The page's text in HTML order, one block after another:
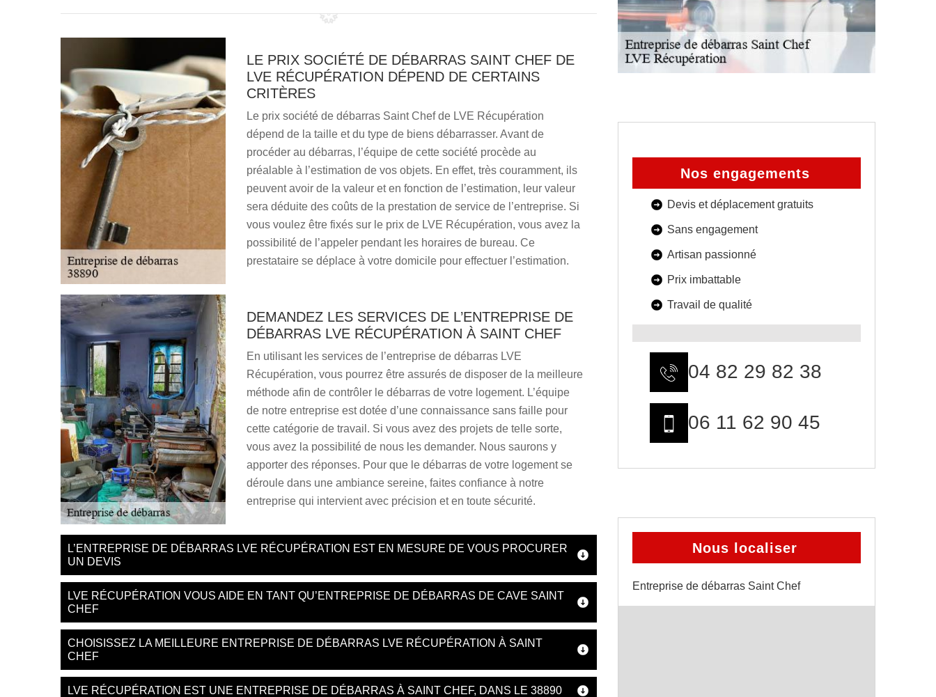
LE PRIX SOCIÉTÉ DE DÉBARRAS SAINT CHEF DE
LVE RÉCUPÉRATION DÉPEND DE CERTAINS
CRITÈRES
Le prix société de débarras Saint Chef de LVE Récupération
dépend de la taille et du type de biens débarrasser. Avant de
procéder au débarras, l’équipe de cette société procède au
préalable à l’estimation de vos objets. En effet, très couramment, ils
peuvent avoir de la valeur et en fonction de l’estimation, leur valeur
sera déduite des coûts de la prestation de service de l’entreprise. Si
vous voulez être fixés sur le prix de LVE Récupération, vous avez la
possibilité de l’appeler pendant les horaires de bureau. Ce
prestataire se déplace à votre domicile pour effectuer l’estimation.
DEMANDEZ LES SERVICES DE L’ENTREPRISE DE
DÉBARRAS LVE RÉCUPÉRATION À SAINT CHEF
En utilisant les services de l’entreprise de débarras LVE
Récupération, vous pourrez être assurés de disposer de la meilleure
méthode afin de contrôler le débarras de votre logement. L’équipe
de notre entreprise est dotée d’une connaissance sans faille pour
cette catégorie de travail. Si vous avez des projets de telle sorte,
vous avez la possibilité de nous les demander. Nous saurons y
apporter des réponses. Pour que le débarras de votre logement se
déroule dans une ambiance sereine, faites confiance à notre
entreprise qui intervient avec précision et en toute sécurité.
L’ENTREPRISE DE DÉBARRAS LVE RÉCUPÉRATION EST EN MESURE DE VOUS PROCURER
UN DEVIS
LVE RÉCUPÉRATION VOUS AIDE EN TANT QU’ENTREPRISE DE DÉBARRAS DE CAVE SAINT
CHEF
CHOISISSEZ LA MEILLEURE ENTREPRISE DE DÉBARRAS LVE RÉCUPÉRATION À SAINT
CHEF
LVE RÉCUPÉRATION EST UNE ENTREPRISE DE DÉBARRAS À SAINT CHEF, DANS LE 38890
Nos engagements
Devis et déplacement gratuits
Sans engagement
Artisan passionné
Prix imbattable
Travail de qualité
04 82 29 82 38
06 11 62 90 45
Nous localiser
Entreprise de débarras Saint Chef